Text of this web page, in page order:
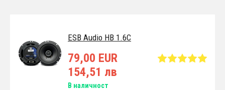
ESB Audio HB 1.6C
79,00 EUR
154,51 лв
В наличност